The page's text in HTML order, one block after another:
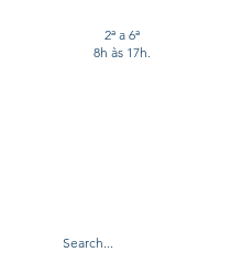
2ª a 6ª
8h às 17h.